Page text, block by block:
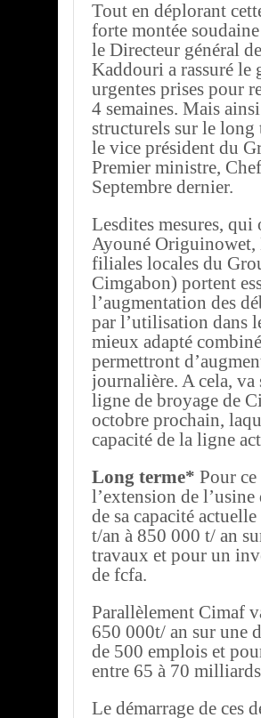
Tout en déplorant
forte montée
le Directeur général
Kaddouri a rassuré le
urgentes prises pour
4 semaines. Mais
structurels sur le long
le vice président du
Premier ministre,
Septembre dernier.
Lesdites mesures,
Ayouné Origuinowet,
filiales locales du
Cimgabon) portent
l’augmentation des
par l’utilisation dans
mieux adapté
permettront
journalière. A cela, va
ligne de broyage de
octobre prochain,
capacité de la ligne
Long terme* Pour ce
l’extension de
de sa capacité
t/an à 850 000 t/ an
travaux et pour un
de fcfa.
Parallèlement Cimaf
650 000t/ an sur une
de 500 emplois et
entre 65 à 70
Le démarrage de ces